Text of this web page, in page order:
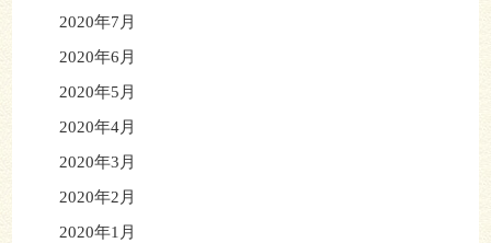
2020年7月
2020年6月
2020年5月
2020年4月
2020年3月
2020年2月
2020年1月